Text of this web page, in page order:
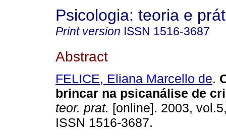
Psicologia: teoria e
Print version ISSN 1516-3687
Abstract
FELICE, Eliana Marcello de.
brincar na psicanálise de
teor. prat. [online]. 2003,
ISSN 1516-3687.